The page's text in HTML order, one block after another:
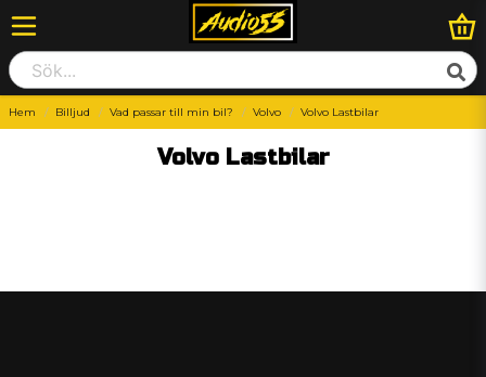
Hem Billjud Vad passar till min bil? Volvo Volvo Lastbilar
Volvo Lastbilar